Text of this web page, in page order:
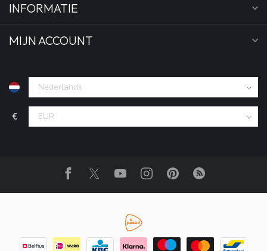
INFORMATIE
MIJN ACCOUNT
€